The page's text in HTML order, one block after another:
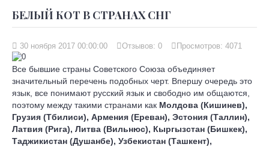
БЕЛЫЙ КОТ В СТРАНАХ СНГ
30 ноября 2017 00:00:00 Отзывов: 0 Просмотров: 4071
Все бывшие страны Советского Союза объединяет
значительный перечень подобных черт. Впершу очередь это
язык, все понимают русский язык и свободно им общаются,
поэтому между такими странами как Молдова (Кишинев),
Грузия (Тбилиси), Армения (Ереван), Эстония (Таллин),
Латвия (Рига), Литва (Вильнюс), Кыргызстан (Бишкек),
Таджикистан (Душанбе), Узбекистан (Ташкент),